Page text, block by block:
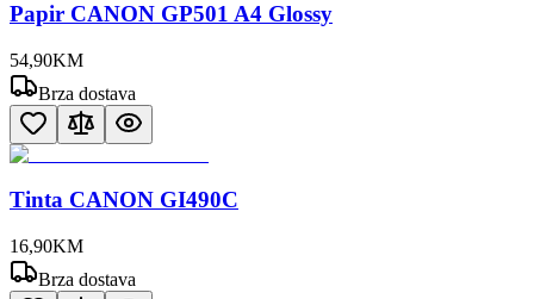
Papir CANON GP501 A4 Glossy
54,90KM
Brza dostava
Tinta CANON GI490C
16,90KM
Brza dostava